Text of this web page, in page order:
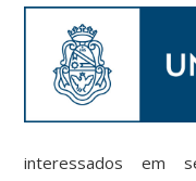
interessados em